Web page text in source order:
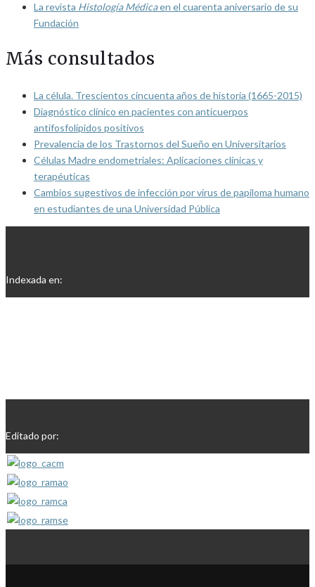
La revista Histología Médicaen el cuarenta aniversario de su
Fundación
Más consultados
La célula. Trescientos cincuenta años de historia (1665-2015)
Diagnóstico clínico en pacientes con anticuerpos
antifosfolípidos positivos
Prevalencia de los Trastornos del Sueño en Universitarios
Células Madre endometriales: Aplicaciones clínicas y
terapéuticas
Cambios sugestivos de infección por virus de papiloma humano
en estudiantes de una Universidad Pública
Indexada en:
Editado por: